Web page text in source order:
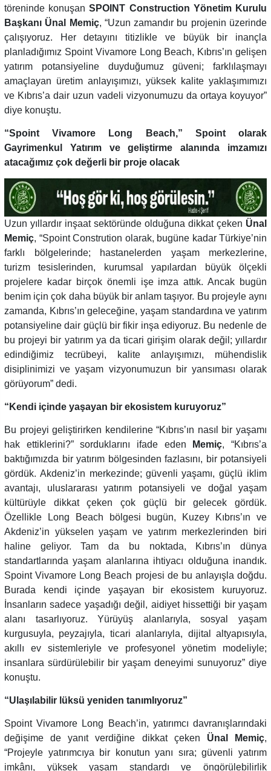
töreninde konuşanSPOINT Construction Yönetim Kurulu
Başkanı Ünal Memiç, “Uzun zamandır bu projenin üzerinde
çalışıyoruz. Her detayını titizlikle ve büyük bir inançla
planladığımız Spoint Vivamore Long Beach, Kıbrıs’ın gelişen
yatırım potansiyeline duyduğumuz güveni; farklılaşmayı
amaçlayan üretim anlayışımızı, yüksek kalite yaklaşımımızı
ve Kıbrıs’a dair uzun vadeli vizyonumuzu da ortaya koyuyor”
diye konuştu.
“Spoint Vivamore Long Beach,” Spoint olarak
Gayrimenkul Yatırım ve geliştirme alanında imzamızı
atacağımız çok değerli bir proje olacak
Uzun yıllardır inşaat sektöründe olduğuna dikkat çeken Ünal
Memiç, “Spoint Constrution olarak, bugüne kadar Türkiye’nin
farklı bölgelerinde; hastanelerden yaşam merkezlerine,
turizm tesislerinden, kurumsal yapılardan büyük ölçekli
projelere kadar birçok önemli işe imza attık. Ancak bugün
benim için çok daha büyük bir anlam taşıyor. Bu projeyle aynı
zamanda, Kıbrıs’ın geleceğine, yaşam standardına ve yatırım
potansiyeline dair güçlü bir fikir inşa ediyoruz. Bu nedenle de
bu projeyi bir yatırım ya da ticari girişim olarak değil; yıllardır
edindiğimiz tecrübeyi, kalite anlayışımızı, mühendislik
disiplinimizi ve yaşam vizyonumuzun bir yansıması olarak
görüyorum” dedi.
“Kendi içinde yaşayan bir ekosistem kuruyoruz”
Bu projeyi geliştirirken kendilerine “Kıbrıs’ın nasıl bir yaşamı
hak ettiklerini?” sorduklarını ifade eden
Memiç, “Kıbrıs’a
baktığımızda bir yatırım bölgesinden fazlasını, bir potansiyeli
gördük. Akdeniz’in merkezinde; güvenli yaşamı, güçlü iklim
avantajı, uluslararası yatırım potansiyeli ve doğal yaşam
kültürüyle dikkat çeken çok güçlü bir gelecek gördük.
Özellikle Long Beach bölgesi bugün, Kuzey Kıbrıs’ın ve
Akdeniz’in yükselen yaşam ve yatırım merkezlerinden biri
haline geliyor. Tam da bu noktada, Kıbrıs’ın dünya
standartlarında yaşam alanlarına ihtiyacı olduğuna inandık.
Spoint Vivamore Long Beach projesi de bu anlayışla doğdu.
Burada kendi içinde yaşayan bir ekosistem kuruyoruz.
İnsanların sadece yaşadığı değil, aidiyet hissettiği bir yaşam
alanı tasarlıyoruz. Yürüyüş alanlarıyla, sosyal yaşam
kurgusuyla, peyzajıyla, ticari alanlarıyla, dijital altyapısıyla,
akıllı ev sistemleriyle ve profesyonel yönetim modeliyle;
insanlara sürdürülebilir bir yaşam deneyimi sunuyoruz” diye
konuştu.
“Ulaşılabilir lüksü yeniden tanımlıyoruz”
Spoint Vivamore Long Beach’in, yatırımcı davranışlarındaki
değişime de yanıt verdiğine dikkat çeken Ünal Memiç,
“Projeyle yatırımcıya bir konutun yanı sıra; güvenli yatırım
imkânı, yüksek yaşam standardı ve öngörülebilirlik